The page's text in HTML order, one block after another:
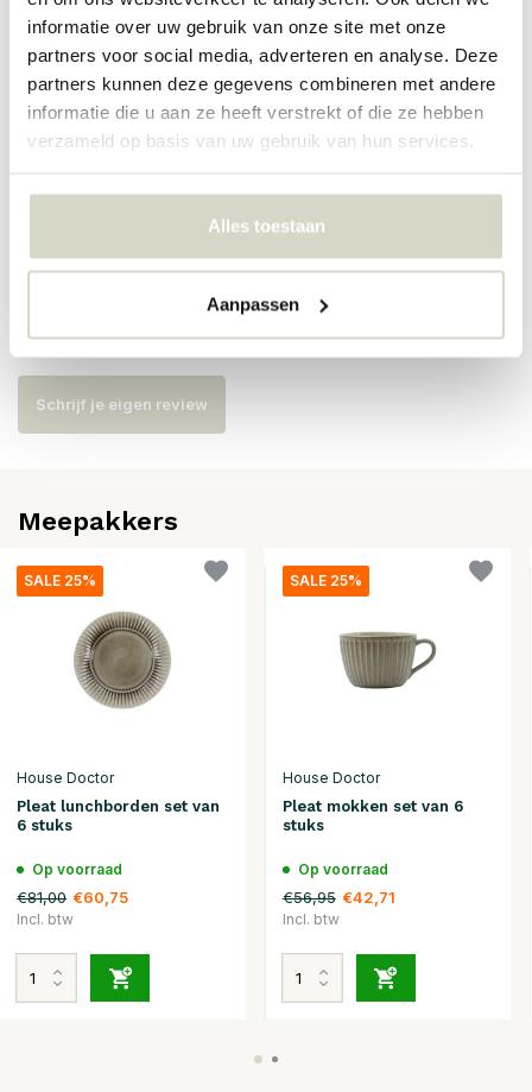
informatie over uw gebruik van onze site met onze
partners voor social media, adverteren en analyse. Deze
partners kunnen deze gegevens combineren met andere
informatie die u aan ze heeft verstrekt of die ze hebben
verzameld op basis van uw gebruik van hun services.
Alles toestaan
Aanpassen
PRODUCTSPECIFICATIES
Artikelnummer 206260241
SKU 206260241
EAN 5707644868922
Er zijn nog geen reviews geschreven over dit product..
Schrijf je eigen review
Meepakkers
SALE 25%
House Doctor
Pleat lunchborden set van
6 stuks
Op voorraad
€81,00 €60,75
Incl. btw
SALE 25%
House Doctor
Pleat mokken set van 6
stuks
Op voorraad
€56,95 €42,71
Incl. btw